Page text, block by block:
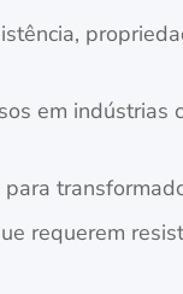
em indústrias
requerem